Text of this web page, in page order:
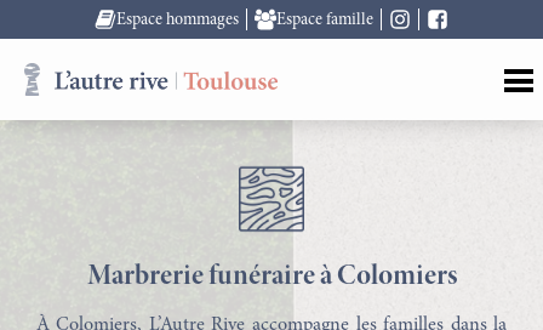
Espace hommages Espace famille
Marbrerie funéraire à Colomiers
À Colomiers, L’Autre Rive accompagne les familles dans la